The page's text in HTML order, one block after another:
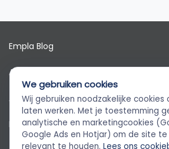
Empla Blog
Algemene voorwaarden
AVG
Privacybeleid
Empla Assistent
Altijd beschikbaar, stel een vraag
We gebruiken cookies
Wij gebruiken noodzakelijke
laten werken. Met je toestemming
analytische en marketingcookies
Google Ads en Hotjar) om de site
relevant te houden. Lees ons